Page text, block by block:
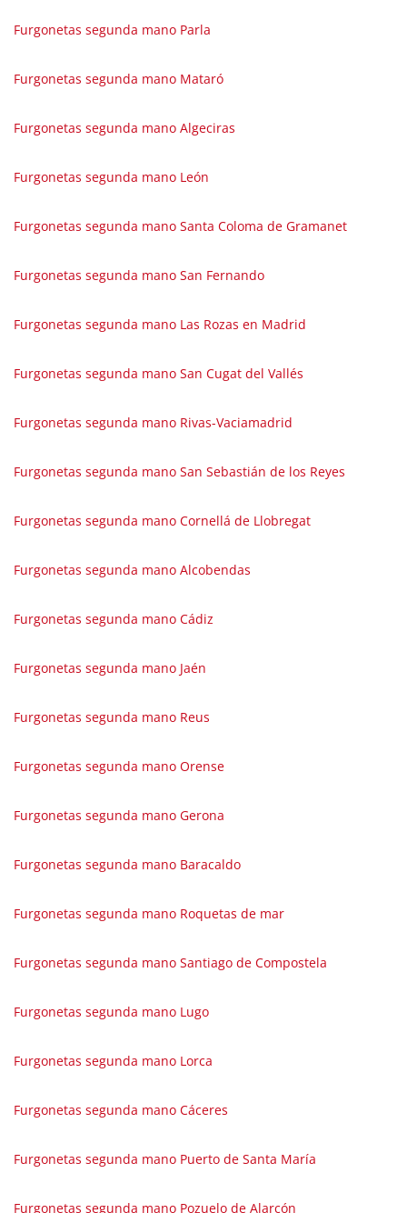
Furgonetas segunda mano Parla
Furgonetas segunda mano Mataró
Furgonetas segunda mano Algeciras
Furgonetas segunda mano León
Furgonetas segunda mano Santa Coloma de Gramanet
Furgonetas segunda mano San Fernando
Furgonetas segunda mano Las Rozas en Madrid
Furgonetas segunda mano San Cugat del Vallés
Furgonetas segunda mano Rivas-Vaciamadrid
Furgonetas segunda mano San Sebastián de los Reyes
Furgonetas segunda mano Cornellá de Llobregat
Furgonetas segunda mano Alcobendas
Furgonetas segunda mano Cádiz
Furgonetas segunda mano Jaén
Furgonetas segunda mano Reus
Furgonetas segunda mano Orense
Furgonetas segunda mano Gerona
Furgonetas segunda mano Baracaldo
Furgonetas segunda mano Roquetas de mar
Furgonetas segunda mano Santiago de Compostela
Furgonetas segunda mano Lugo
Furgonetas segunda mano Lorca
Furgonetas segunda mano Cáceres
Furgonetas segunda mano Puerto de Santa María
Furgonetas segunda mano Pozuelo de Alarcón